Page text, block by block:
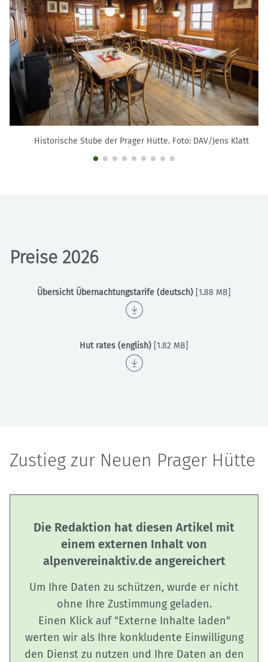
Historische Stube der Prager Hütte. Foto: DAV/Jens Klatt
Preise 2026
Übersicht Übernachtungstarife (deutsch) [1.88 MB]
Hut rates (english) [1.82 MB]
Zustieg zur Neuen Prager Hütte
Die Redaktion hat diesen Artikel mit
einem externen Inhalt von
alpenvereinaktiv.de angereichert
Um Ihre Daten zu schützen, wurde er nicht
ohne Ihre Zustimmung geladen.
Einen Klick auf "Externe Inhalte laden"
werten wir als Ihre konkludente Einwilligung
den Dienst zu nutzen und Ihre Daten an den